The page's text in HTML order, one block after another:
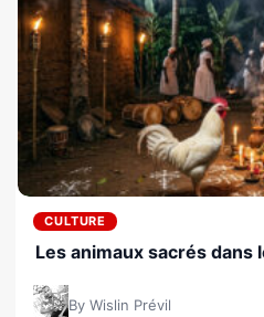
CULTURE
Les animaux sacrés dans
By Wislin Prévil